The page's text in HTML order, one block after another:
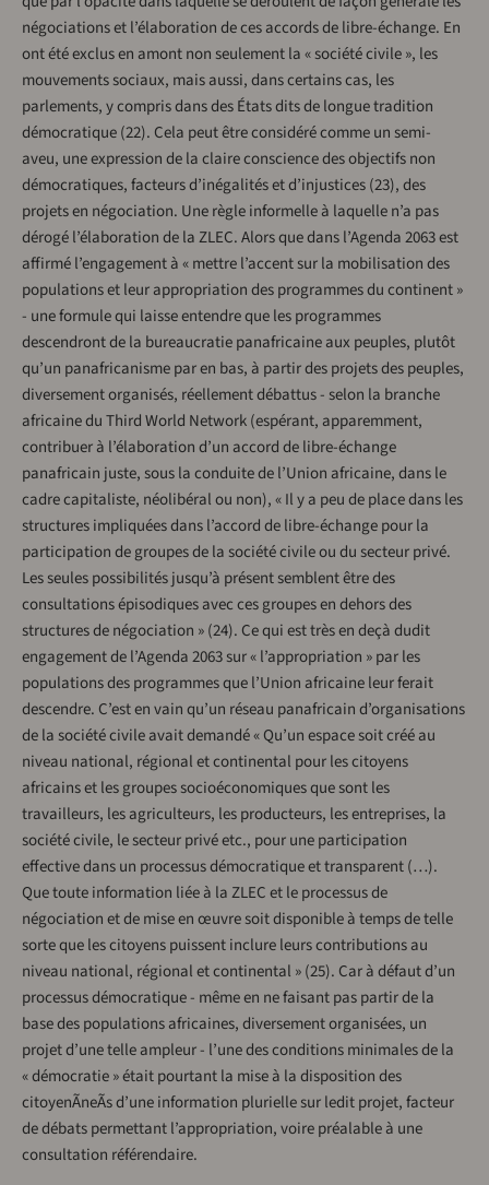
négociations et l’élaboration de ces accords de libre-échange. En
ont été exclus en amont non seulement la « société civile », les
mouvements sociaux, mais aussi, dans certains cas, les
parlements, y compris dans des États dits de longue tradition
démocratique (22). Cela peut être considéré comme un semi-
aveu, une expression de la claire conscience des objectifs non
démocratiques, facteurs d’inégalités et d’injustices (23), des
projets en négociation. Une règle informelle à laquelle n’a pas
dérogé l’élaboration de la ZLEC. Alors que dans l’Agenda 2063 est
affirmé l’engagement à « mettre l’accent sur la mobilisation des
populations et leur appropriation des programmes du continent »
- une formule qui laisse entendre que les programmes
descendront de la bureaucratie panafricaine aux peuples, plutôt
qu’un panafricanisme par en bas, à partir des projets des peuples,
diversement organisés, réellement débattus - selon la branche
africaine du Third World Network (espérant, apparemment,
contribuer à l’élaboration d’un accord de libre-échange
panafricain juste, sous la conduite de l’Union africaine, dans le
cadre capitaliste, néolibéral ou non), « Il y a peu de place dans les
structures impliquées dans l’accord de libre-échange pour la
participation de groupes de la société civile ou du secteur privé.
Les seules possibilités jusqu’à présent semblent être des
consultations épisodiques avec ces groupes en dehors des
structures de négociation » (24). Ce qui est très en deçà dudit
engagement de l’Agenda 2063 sur « l’appropriation » par les
populations des programmes que l’Union africaine leur ferait
descendre. C’est en vain qu’un réseau panafricain d’organisations
de la société civile avait demandé « Qu’un espace soit créé au
niveau national, régional et continental pour les citoyens
africains et les groupes socioéconomiques que sont les
travailleurs, les agriculteurs, les producteurs, les entreprises, la
société civile, le secteur privé etc., pour une participation
effective dans un processus démocratique et transparent (…).
Que toute information liée à la ZLEC et le processus de
négociation et de mise en œuvre soit disponible à temps de telle
sorte que les citoyens puissent inclure leurs contributions au
niveau national, régional et continental » (25). Car à défaut d’un
processus démocratique - même en ne faisant pas partir de la
base des populations africaines, diversement organisées, un
projet d’une telle ampleur - l’une des conditions minimales de la
« démocratie » était pourtant la mise à la disposition des
citoyenÃneÃs d’une information plurielle sur ledit projet, facteur
de débats permettant l’appropriation, voire préalable à une
consultation référendaire.